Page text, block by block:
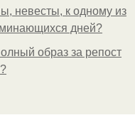
невесты, к одному из
дней?
образ за репост